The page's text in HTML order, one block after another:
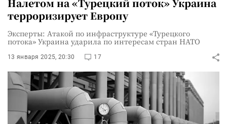
Налетом на «Турецкий поток» Украина
терроризирует Европу
Эксперты: Атакой по инфраструктуре «Турецкого
потока» Украина ударила по интересам стран НАТО
13 января 2025, 20:30 17